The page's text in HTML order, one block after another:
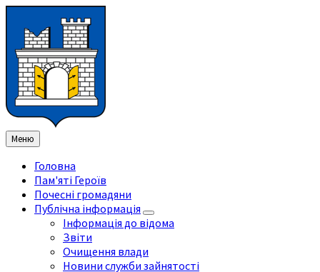
змісту
ліву
бічну
панель
праву
бічну
панель
нижнього
колонтитула
Меню
Головна
Пам'яті Героїв
Почесні громадяни
Публічна інформація
Інформація до відома
Звіти
Очищення влади
Новини служби зайнятості